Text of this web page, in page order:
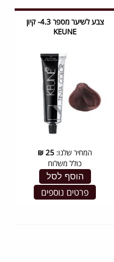
צבע לשיער מספר 4.3- קיון
KEUNE
המחיר שלנו: 25
₪
כולל משלוח
הוסף לסל
פרטים נוספים